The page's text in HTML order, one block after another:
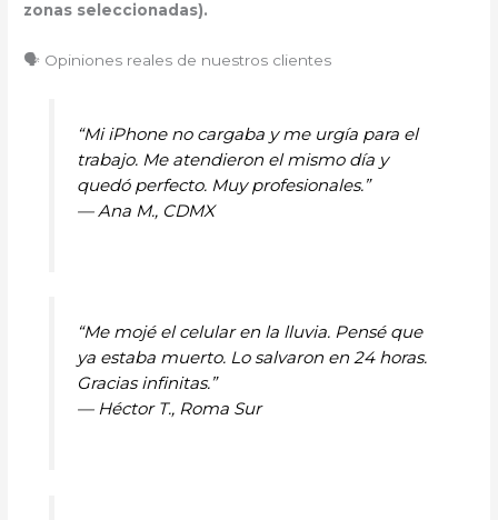
zonas seleccionadas).
🗣️ Opiniones reales de nuestros clientes
“Mi iPhone no cargaba y me urgía para el
trabajo. Me atendieron el mismo día y
quedó perfecto. Muy profesionales.”
— Ana M., CDMX
“Me mojé el celular en la lluvia. Pensé que
ya estaba muerto. Lo salvaron en 24 horas.
Gracias infinitas.”
— Héctor T., Roma Sur